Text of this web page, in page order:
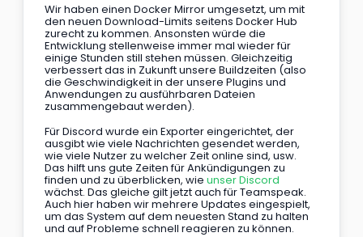
Wir haben einen Docker Mirror umgesetzt, um mit
den neuen Download-Limits seitens Docker Hub
zurecht zu kommen. Ansonsten würde die
Entwicklung stellenweise immer mal wieder für
einige Stunden still stehen müssen. Gleichzeitig
verbessert das in Zukunft unsere Buildzeiten (also
die Geschwindigkeit in der unsere Plugins und
Anwendungen zu ausführbaren Dateien
zusammengebaut werden).
Für Discord wurde ein Exporter eingerichtet, der
ausgibt wie viele Nachrichten gesendet werden,
wie viele Nutzer zu welcher Zeit online sind, usw.
Das hilft uns gute Zeiten für Ankündigungen zu
finden und zu überblicken, wie unser Discord
wächst. Das gleiche gilt jetzt auch für Teamspeak.
Auch hier haben wir mehrere Updates eingespielt,
um das System auf dem neuesten Stand zu halten
und auf Probleme schnell reagieren zu können.